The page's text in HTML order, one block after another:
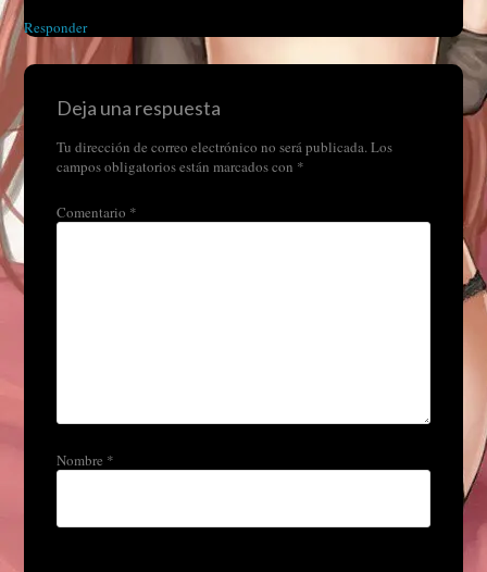
Responder
Deja una respuesta
Tu dirección de correo electrónico no será publicada.Los
campos obligatorios están marcados con *
Comentario *
Nombre *